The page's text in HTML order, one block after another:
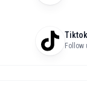
Tiktok
Follow